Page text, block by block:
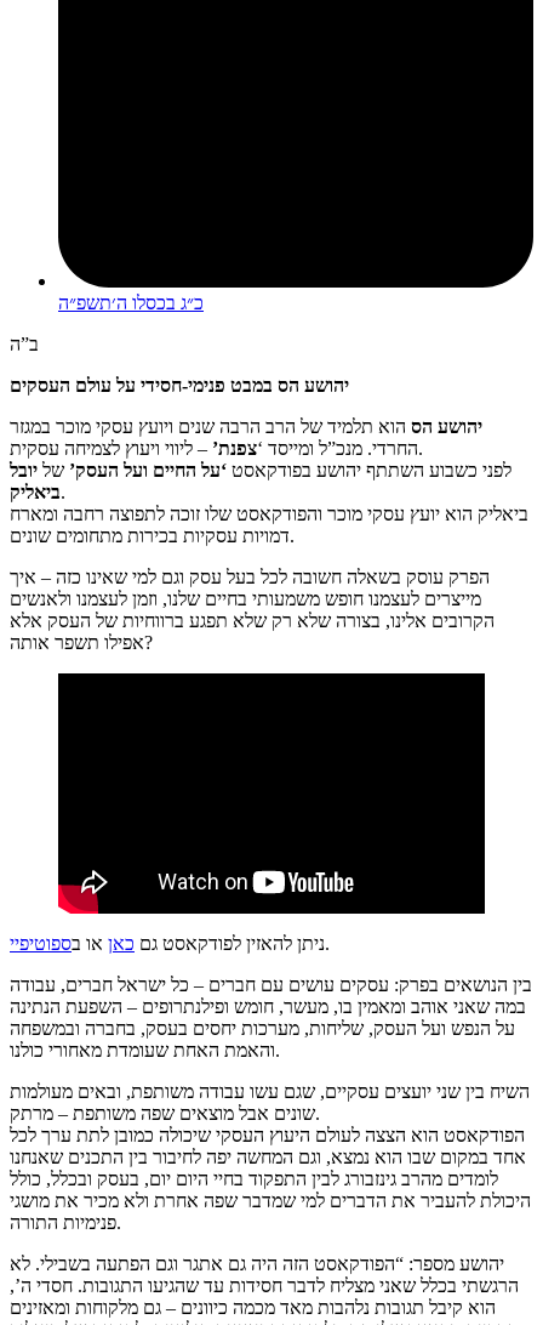
כ״ג בכסלו ה׳תשפ״ה
ב”ה
יהושע הס במבט פנימי-חסידי על עולם העסקים
יהושע הס הוא תלמיד של הרב הרבה שנים ויועץ עסקי מוכר במגזר
החרדי. מנכ”ל ומייסד ‘צפנת’
– ליווי ויעוץ לצמיחה עסקית.
לפני כשבוע השתתף יהושע בפודקאסט ‘על החיים ועל העסק’ של יובל
ביאליק.
ביאליק הוא יועץ עסקי מוכר והפודקאסט שלו זוכה לתפוצה רחבה ומארח
דמויות עסקיות בכירות מתחומים שונים.
הפרק עוסק בשאלה חשובה לכל בעל עסק וגם למי שאינו כזה – איך
מייצרים לעצמנו חופש משמעותי בחיים שלנו, וזמן לעצמנו ולאנשים
הקרובים אלינו, בצורה שלא רק שלא תפגע ברווחיות של העסק אלא
אפילו תשפר אותה?
ניתן להאזין לפודקאסט גם כאן או בספוטיפיי
.
בין הנושאים בפרק: עסקים עושים עם חברים – כל ישראל חברים, עבודה
במה שאני אוהב ומאמין בו, מעשר, חומש ופילנתרופים – השפעת הנתינה
על הנפש ועל העסק, שליחות, מערכות יחסים בעסק, בחברה ובמשפחה
והאמת האחת שעומדת מאחורי כולנו.
השיח בין שני יועצים עסקיים, שגם עשו עבודה משותפת, ובאים מעולמות
שונים אבל מוצאים שפה משותפת – מרתק.
הפודקאסט הוא הצצה לעולם היעוץ העסקי שיכולה כמובן לתת ערך לכל
אחד במקום שבו הוא נמצא, וגם המחשה יפה לחיבור בין התכנים שאנחנו
לומדים מהרב גינזבורג לבין התפקוד בחיי היום יום, בעסק ובכלל, כולל
היכולת להעביר את הדברים למי שמדבר שפה אחרת ולא מכיר את מושגי
פנימיות התורה.
יהושע מספר: “הפודקאסט הזה היה גם אתגר וגם הפתעה בשבילי. לא
הרגשתי בכלל שאני מצליח לדבר חסידות עד שהגיעו התגובות. חסדי ה’,
הוא קיבל תגובות נלהבות מאד מכמה כיוונים – גם מלקוחות ומאזינים